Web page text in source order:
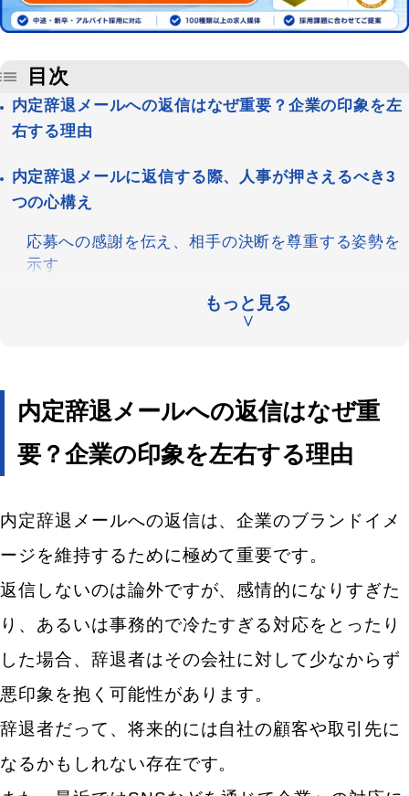
目次
内定辞退メールへの返信はなぜ重要？企業の印象を左
右する理由
内定辞退メールに返信する際、人事が押さえるべき3
つの心構え
応募への感謝を伝え、相手の決断を尊重する姿勢を
示す
感情的にならず、丁寧で誠実な対応を心がける
【コピペOK／ケース別】すぐに使える内定辞退メー
ルへの返信例文
【例文】内定辞退を承諾する場合の返信メール
ル
引き留めメールで応募者の気持ちを動かす作成ポイ
ント
今後のために！内定辞退を未然に防ぐ3つの採用戦略
選考過程で自社の魅力を効果的にアピールする
もっと見る
∨
内定辞退メールへの返信はなぜ重
要？企業の印象を左右する理由
内定辞退メールへの返信は、企業のブランドイメ
ージを維持するために極めて重要です。
返信しないのは論外ですが、感情的になりすぎた
り、あるいは事務的で冷たすぎる対応をとったり
した場合、辞退者はその会社に対して少なからず
悪印象を抱く可能性があります。
辞退者だって、将来的には自社の顧客や取引先に
なるかもしれない存在です。